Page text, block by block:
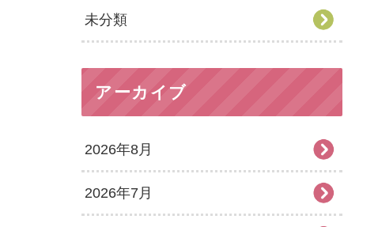
未分類
アーカイブ
2026年8月
2026年7月